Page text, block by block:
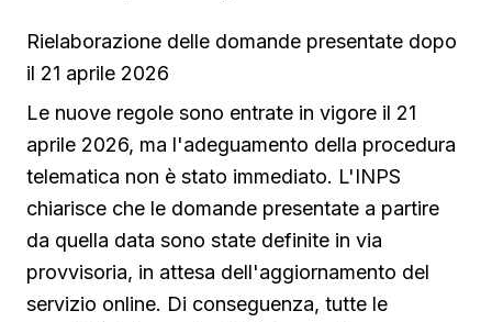
Rielaborazione delle domande presentate dopo
il 21 aprile 2026
Le nuove regole sono entrate in vigore il 21
aprile 2026, ma l'adeguamento della procedura
telematica non è stato immediato. L'INPS
chiarisce che le domande presentate a partire
da quella data sono state definite in via
provvisoria, in attesa dell'aggiornamento del
servizio online. Di conseguenza, tutte le